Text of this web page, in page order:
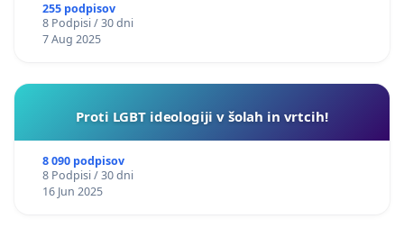
255 podpisov
8 Podpisi / 30 dni
7 Aug 2025
Proti LGBT ideologiji v šolah in vrtcih!
8 090 podpisov
8 Podpisi / 30 dni
16 Jun 2025